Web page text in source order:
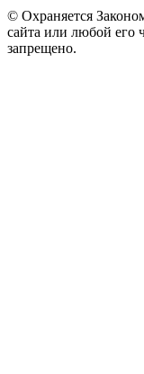
© Охраняется
сайта или любой его
запрещено.